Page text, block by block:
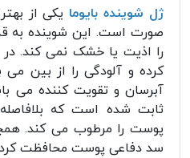
ژل شوینده بایوما یکی از
صورت است. این شوینده به
را اذیت یا خشک نمی کند. در
کرده و آلودگی را از بین می
آبرسان و تقویت کننده می
ثابت شده است که
پوست را مرطوب می کند.
سد دفاعی پوست محافظت